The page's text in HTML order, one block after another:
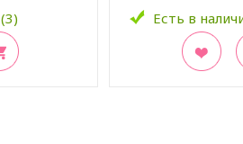
Есть в